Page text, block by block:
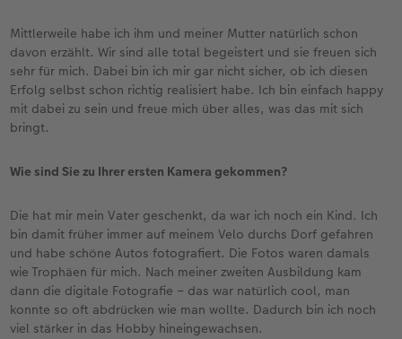
Mittlerweile habe ich ihm und meiner Mutter natürlich schon
davon erzählt. Wir sind alle total begeistert und sie freuen sich
sehr für mich. Dabei bin ich mir gar nicht sicher, ob ich diesen
Erfolg selbst schon richtig realisiert habe. Ich bin einfach happy
mit dabei zu sein und freue mich über alles, was das mit sich
bringt.
Wie sind Sie zu Ihrer ersten Kamera gekommen?
Die hat mir mein Vater geschenkt, da war ich noch ein Kind. Ich
bin damit früher immer auf meinem Velo durchs Dorf gefahren
und habe schöne Autos fotografiert. Die Fotos waren damals
wie Trophäen für mich. Nach meiner zweiten Ausbildung kam
dann die digitale Fotografie – das war natürlich cool, man
konnte so oft abdrücken wie man wollte. Dadurch bin ich noch
viel stärker in das Hobby hineingewachsen.